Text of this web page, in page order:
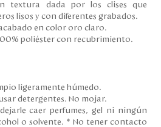
textura dada por los clises que
lisos y con diferentes grabados.
en color oro claro.
poliéster con recubrimiento.
ligeramente húmedo.
detergentes. No mojar.
caer perfumes, gel ni ningún
* No tener contacto